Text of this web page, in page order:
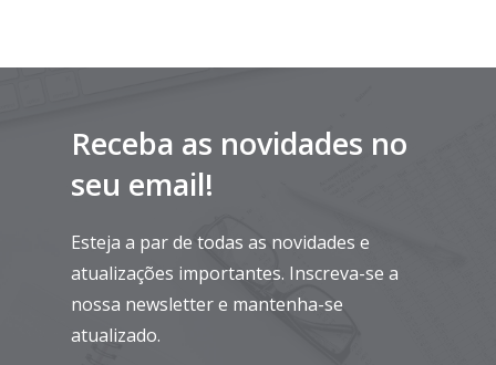
Receba as novidades no
seu email!
Esteja a par de todas as novidades e
atualizações importantes. Inscreva-se a
nossa newsletter e mantenha-se
atualizado.